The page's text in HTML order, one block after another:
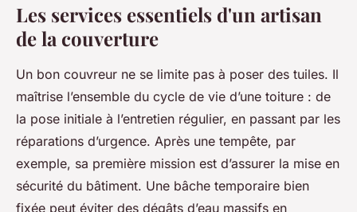
Les services essentiels d'un artisan
de la couverture
Un bon couvreur ne se limite pas à poser des tuiles. Il
maîtrise l’ensemble du cycle de vie d’une toiture : de
la pose initiale à l’entretien régulier, en passant par les
réparations d’urgence. Après une tempête, par
exemple, sa première mission est d’assurer la mise en
sécurité du bâtiment. Une bâche temporaire bien
fixée peut éviter des dégâts d’eau massifs en